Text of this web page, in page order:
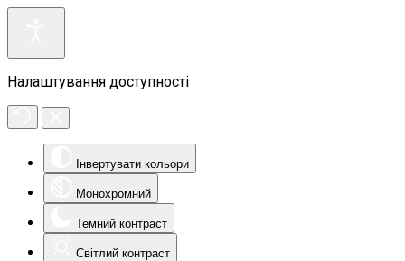
Налаштування доступності
Інвертувати кольори
Монохромний
Темний контраст
Світлий контраст